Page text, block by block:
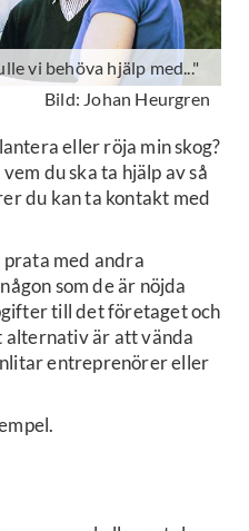
vi behöva hjälp med..."
Bild: Johan Heurgren
eller röja min skog?
du ska ta hjälp av så
du kan ta kontakt med
med andra
som de är nöjda
till det företaget och
är att vända
entreprenörer eller